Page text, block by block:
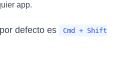
app.
defecto es
Cmd + Shift